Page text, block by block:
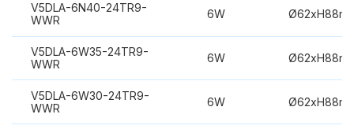
V5DLA-6N40-24TR9-
WWR
6W
V5DLA-6W35-24TR9-
WWR
6W
V5DLA-6W30-24TR9-
WWR
6W